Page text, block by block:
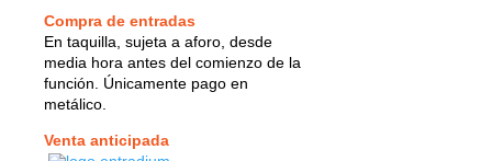
Compra de entradas
En taquilla, sujeta a aforo, desde
media hora antes del comienzo de la
función. Únicamente pago en
metálico.
Venta anticipada